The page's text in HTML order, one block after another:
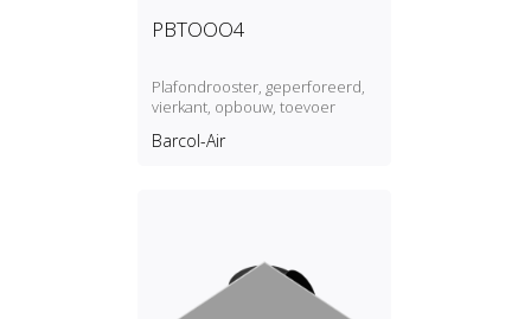
PBTOOO4
Plafondrooster, geperforeerd,
vierkant, opbouw, toevoer
Barcol-Air